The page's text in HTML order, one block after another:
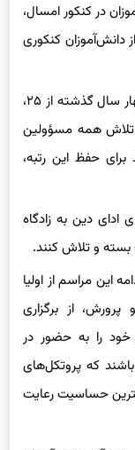
در کنکور امسال،
دانش‌آموزان کنکوری
رضا عسگری افزود: رتبه کنکور استان زنجان چهار سال گذشته از ۲۵،
که مرهون تلاش همه مسؤولین
حفظ این رتبه،
ادای دین به زادگاه
و تلاش کنند.
این مراسم از اولیا
از برگزاری
را به حضور در
که پروتکل‌های
حساسیت رعایت